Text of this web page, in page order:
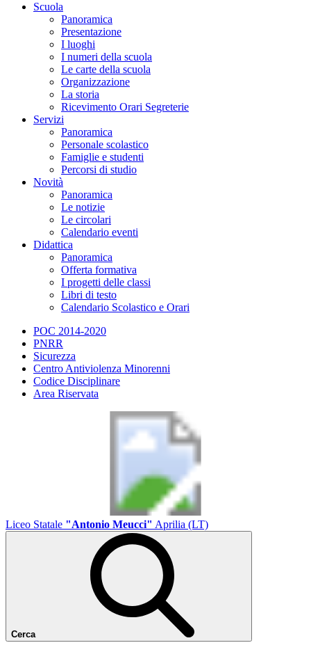
Scuola
Panoramica
Presentazione
I luoghi
I numeri della scuola
Le carte della scuola
Organizzazione
La storia
Ricevimento Orari Segreterie
Servizi
Panoramica
Personale scolastico
Famiglie e studenti
Percorsi di studio
Novità
Panoramica
Le notizie
Le circolari
Calendario eventi
Didattica
Panoramica
Offerta formativa
I progetti delle classi
Libri di testo
Calendario Scolastico e Orari
POC 2014-2020
PNRR
Sicurezza
Centro Antiviolenza Minorenni
Codice Disciplinare
Area Riservata
Liceo Statale "Antonio Meucci" Aprilia (LT)
Cerca